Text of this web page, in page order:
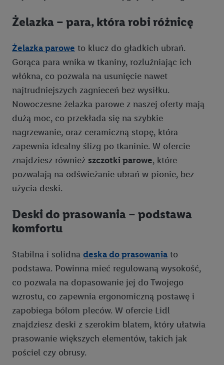
Żelazka – para, która robi różnicę
Żelazka parowe to klucz do gładkich ubrań.
Gorąca para wnika w tkaniny, rozluźniając ich
włókna, co pozwala na usunięcie nawet
najtrudniejszych zagnieceń bez wysiłku.
Nowoczesne żelazka parowe z naszej oferty mają
dużą moc, co przekłada się na szybkie
nagrzewanie, oraz ceramiczną stopę, która
zapewnia idealny ślizg po tkaninie. W ofercie
znajdziesz również szczotki parowe, które
pozwalają na odświeżanie ubrań w pionie, bez
użycia deski.
Deski do prasowania – podstawa
komfortu
Stabilna i solidna deska do prasowania to
podstawa. Powinna mieć regulowaną wysokość,
co pozwala na dopasowanie jej do Twojego
wzrostu, co zapewnia ergonomiczną postawę i
zapobiega bólom pleców. W ofercie Lidl
znajdziesz deski z szerokim blatem, który ułatwia
prasowanie większych elementów, takich jak
pościel czy obrusy.